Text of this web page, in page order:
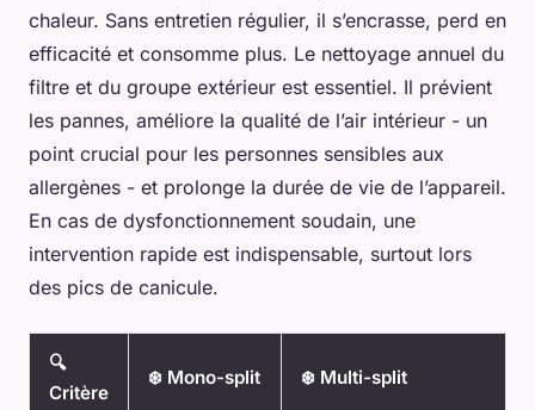
chaleur. Sans entretien régulier, il s’encrasse, perd en
efficacité et consomme plus. Le nettoyage annuel du
filtre et du groupe extérieur est essentiel. Il prévient
les pannes, améliore la qualité de l’air intérieur - un
point crucial pour les personnes sensibles aux
allergènes - et prolonge la durée de vie de l’appareil.
En cas de dysfonctionnement soudain, une
intervention rapide est indispensable, surtout lors
des pics de canicule.
🔍
Critère
❄️ Mono-split ❄️ Multi-split